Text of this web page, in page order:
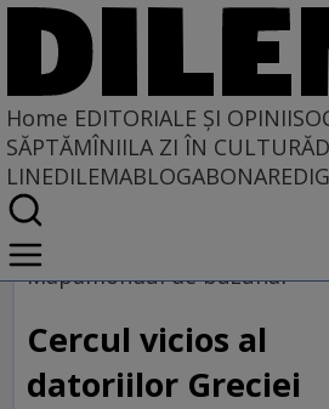
Home EDITORIALE ȘI OPINII
SĂPTĂMÎNIILA ZI ÎN CULTURĂ
LINEDILEMABLOGABONARE
Home
EDITORIALE ȘI OPINII
PE CE LUME TRĂIM
Mapamondul de buzunar
Cercul vicios al
datoriilor Greciei